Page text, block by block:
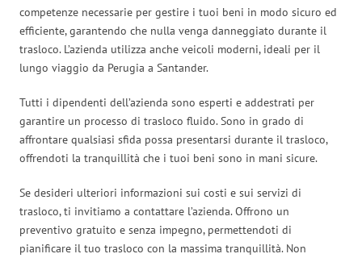
competenze necessarie per gestire i tuoi beni in modo sicuro ed
efficiente, garantendo che nulla venga danneggiato durante il
trasloco. L’azienda utilizza anche veicoli moderni, ideali per il
lungo viaggio da Perugia a Santander.
Tutti i dipendenti dell’azienda sono esperti e addestrati per
garantire un processo di trasloco fluido. Sono in grado di
affrontare qualsiasi sfida possa presentarsi durante il trasloco,
offrendoti la tranquillità che i tuoi beni sono in mani sicure.
Se desideri ulteriori informazioni sui costi e sui servizi di
trasloco, ti invitiamo a contattare l’azienda. Offrono un
preventivo gratuito e senza impegno, permettendoti di
pianificare il tuo trasloco con la massima tranquillità. Non